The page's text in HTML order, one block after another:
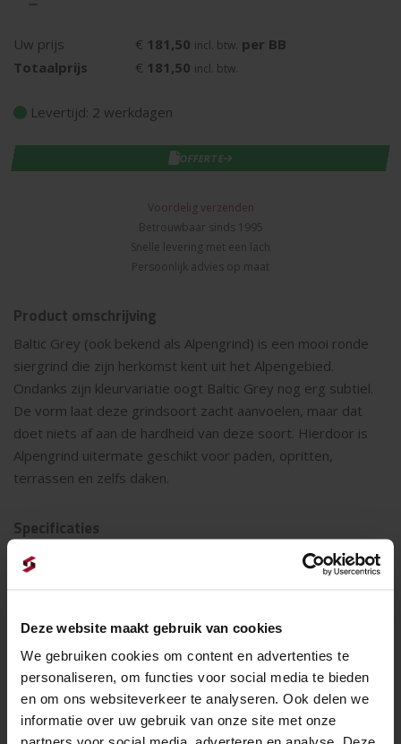
Deze website maakt gebruik van cookies
We gebruiken cookies om content en advertenties te
personaliseren, om functies voor social media te bieden
en om ons websiteverkeer te analyseren. Ook delen we
informatie over uw gebruik van onze site met onze
Uw prijs € 181,50 incl. btw. per BB
Totaalprijs
€ 181,50 incl. btw.
Levertijd: 2 werkdagen
IN WINKELWAGEN
OFFERTE
Voordelig verzenden
Betrouwbaar sinds 1995
Snelle levering met een lach
Persoonlijk advies op maat
Product omschrijving
Baltic Grey (ook bekend als Alpengrind) is een mooi ronde
siergrind die zijn herkomst kent uit het Alpengebied.
Ondanks zijn kleurvariatie oogt Baltic Grey nog erg subtiel.
De vorm laat deze grindsoort zacht aanvoelen, maar dat
doet niets af aan de hardheid van deze soort. Hierdoor is
Alpengrind uitermate geschikt voor paden, opritten,
terrassen en zelfs daken.
Specificaties
Artikelnummer
Maat
8-12
Stuks per BB
1
't is weer voorbij die mooie zomer......vakantie